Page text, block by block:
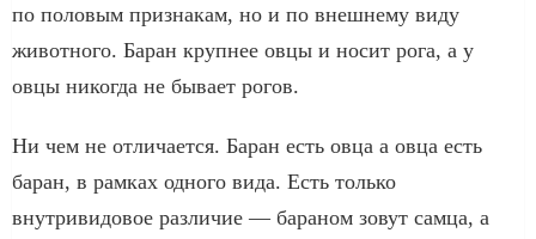
по половым признакам, но и по внешнему виду
животного. Баран крупнее овцы и носит рога, а у
овцы никогда не бывает рогов.
Ни чем не отличается. Баран есть овца а овца есть
баран, в рамках одного вида. Есть только
внутривидовое различие — бараном зовут самца, а